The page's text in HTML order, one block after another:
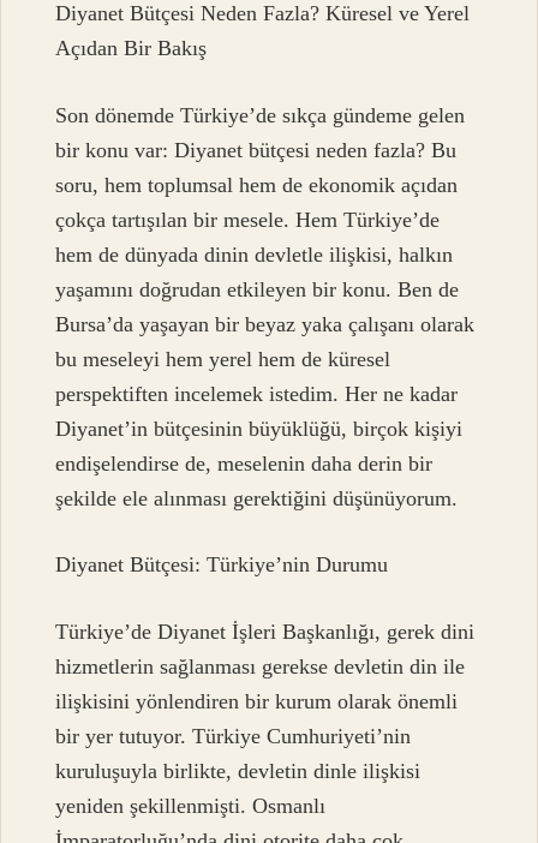
Diyanet Bütçesi Neden Fazla? Küresel ve Yerel
Açıdan Bir Bakış
Son dönemde Türkiye’de sıkça gündeme gelen
bir konu var: Diyanet bütçesi neden fazla? Bu
soru, hem toplumsal hem de ekonomik açıdan
çokça tartışılan bir mesele. Hem Türkiye’de
hem de dünyada dinin devletle ilişkisi, halkın
yaşamını doğrudan etkileyen bir konu. Ben de
Bursa’da yaşayan bir beyaz yaka çalışanı olarak
bu meseleyi hem yerel hem de küresel
perspektiften incelemek istedim. Her ne kadar
Diyanet’in bütçesinin büyüklüğü, birçok kişiyi
endişelendirse de, meselenin daha derin bir
şekilde ele alınması gerektiğini düşünüyorum.
Diyanet Bütçesi: Türkiye’nin Durumu
Türkiye’de Diyanet İşleri Başkanlığı, gerek dini
hizmetlerin sağlanması gerekse devletin din ile
ilişkisini yönlendiren bir kurum olarak önemli
bir yer tutuyor. Türkiye Cumhuriyeti’nin
kuruluşuyla birlikte, devletin dinle ilişkisi
yeniden şekillenmişti. Osmanlı